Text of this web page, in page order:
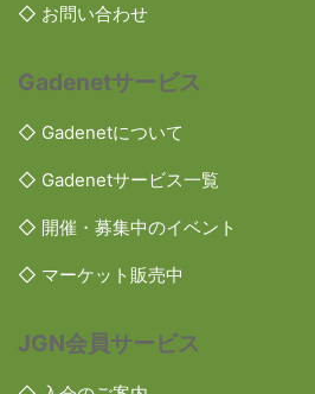
◇ お問い合わせ
Gadenetサービス
◇ Gadenetについて
◇ Gadenetサービス一覧
◇ 開催・募集中のイベント
◇ マーケット販売中
JGN会員サービス